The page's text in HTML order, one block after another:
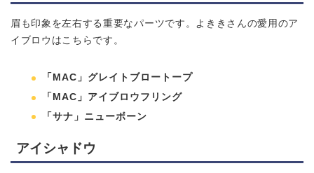
眉も印象を左右する重要なパーツです。よききさんの愛用のア
イブロウはこちらです。
「MAC」グレイトブロートープ
「MAC」アイブロウフリング
「サナ」ニューボーン
アイシャドウ